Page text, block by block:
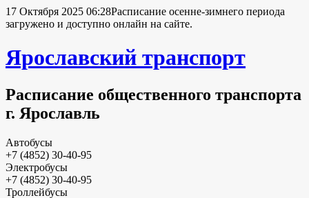
17 Октября 2025 06:28Расписание осенне-зимнего периода
загружено и доступно онлайн на сайте.
Ярославский транспорт
Расписание общественного транспорта
г. Ярославль
Автобусы
+7 (4852) 30-40-95
Электробусы
+7 (4852) 30-40-95
Троллейбусы